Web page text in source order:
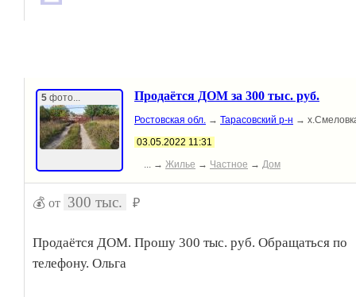
5 фото... Продаётся ДОМ за 300 тыс. руб.
Ростовская обл. → Тарасовский р-н →
03.05.2022 11:31
... → Жилье → Частное → Дом
💰 от 300 тыс. ₽
Продаётся ДОМ. Прошу 300 тыс. руб. Обращаться по
телефону. Ольга